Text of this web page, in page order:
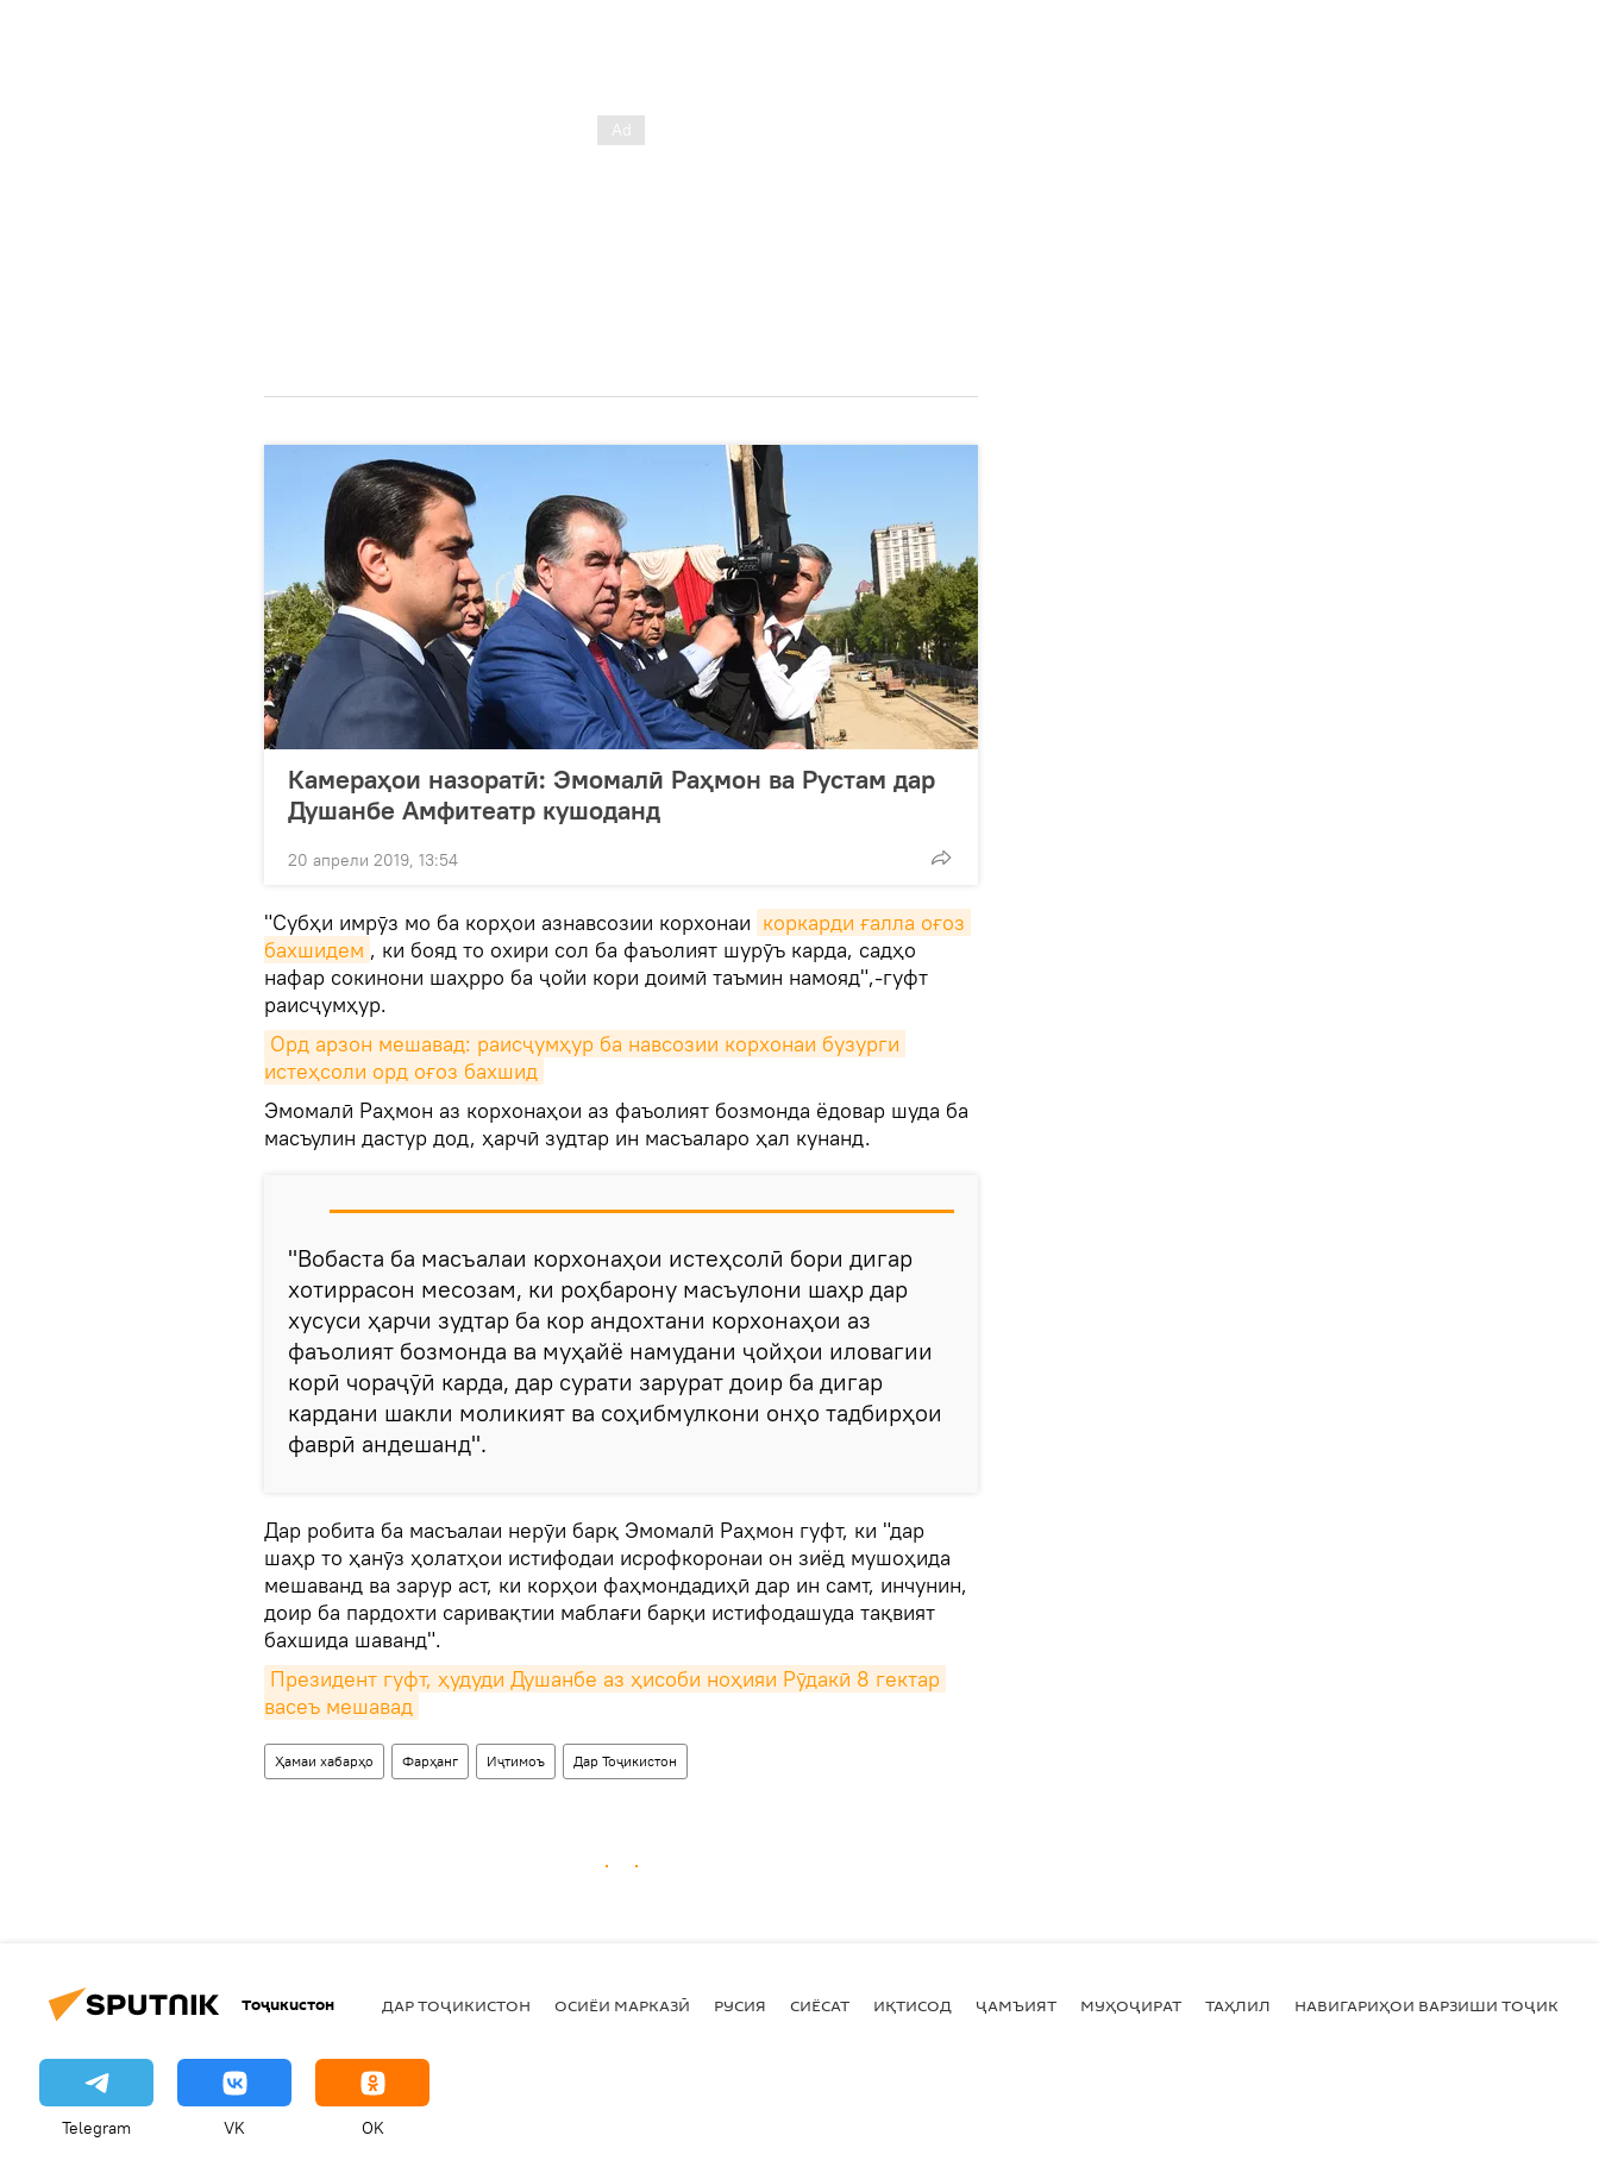
Камераҳои назоратӣ: Эмомалӣ Раҳмон ва Рустам дар
Душанбе Амфитеатр кушоданд
20 апрели 2019, 13:54
"Субҳи имрӯз мо ба корҳои азнавсозии корхонаи коркарди ғалла оғоз
бахшидем , ки бояд то охири сол ба фаъолият шурӯъ карда, садҳо
нафар сокинони шаҳрро ба ҷойи кори доимӣ таъмин намояд",-гуфт
раисҷумҳур.
Орд арзон мешавад: раисҷумҳур ба навсозии корхонаи бузурги
истеҳсоли орд оғоз бахшид
Эмомалӣ Раҳмон аз корхонаҳои аз фаъолият бозмонда ёдовар шуда ба
масъулин дастур дод, ҳарчӣ зудтар ин масъаларо ҳал кунанд.
"Вобаста ба масъалаи корхонаҳои истеҳсолӣ бори дигар
хотиррасон месозам, ки роҳбарону масъулони шаҳр дар
хусуси ҳарчи зудтар ба кор андохтани корхонаҳои аз
фаъолият бозмонда ва муҳайё намудани ҷойҳои иловагии
корӣ чораҷӯӣ карда, дар сурати зарурат доир ба дигар
кардани шакли моликият ва соҳибмулкони онҳо тадбирҳои
фаврӣ андешанд".
Дар робита ба масъалаи нерӯи барқ Эмомалӣ Раҳмон гуфт, ки "дар
шаҳр то ҳанӯз ҳолатҳои истифодаи исрофкоронаи он зиёд мушоҳида
мешаванд ва зарур аст, ки корҳои фаҳмондадиҳӣ дар ин самт, инчунин,
доир ба пардохти саривақтии маблағи барқи истифодашуда тақвият
бахшида шаванд".
Президент гуфт, ҳудуди Душанбе аз ҳисоби ноҳияи Рӯдакӣ 8 гектар
васеъ мешавад
Ҳамаи хабарҳо Фарҳанг Иҷтимоъ Дар Тоҷикистон
Тоҷикистон ДАР ТОҶИКИСТОН ОСИЁИ МАРКАЗӢ РУСИЯ СИЁСАТ ИҚТИСОД ҶАМЪИЯТ МУҲОҶИРАТ ТАҲЛИЛ НАВИГАРИҲОИ ВАРЗИШИ
Telegram VK OK